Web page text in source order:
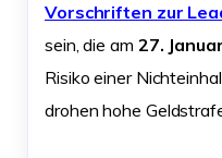
Vorschriften zur
sein, die am 27.
Risiko einer
drohen hohe